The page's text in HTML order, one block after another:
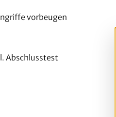
vorbeugen
Abschlusstest